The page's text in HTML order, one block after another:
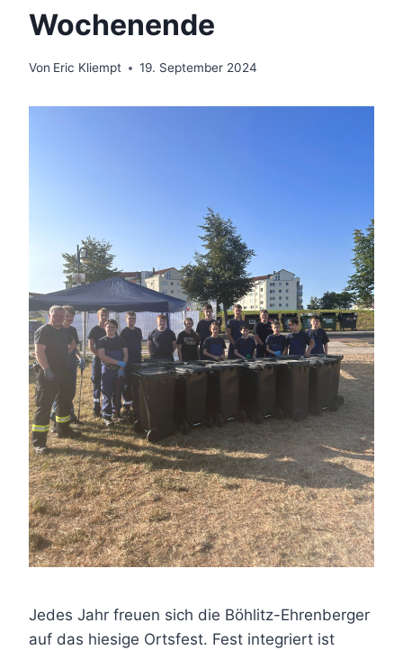
Wochenende
Von Eric Kliempt 19. September 2024
Jedes Jahr freuen sich die Böhlitz-Ehrenberger
auf das hiesige Ortsfest. Fest integriert ist